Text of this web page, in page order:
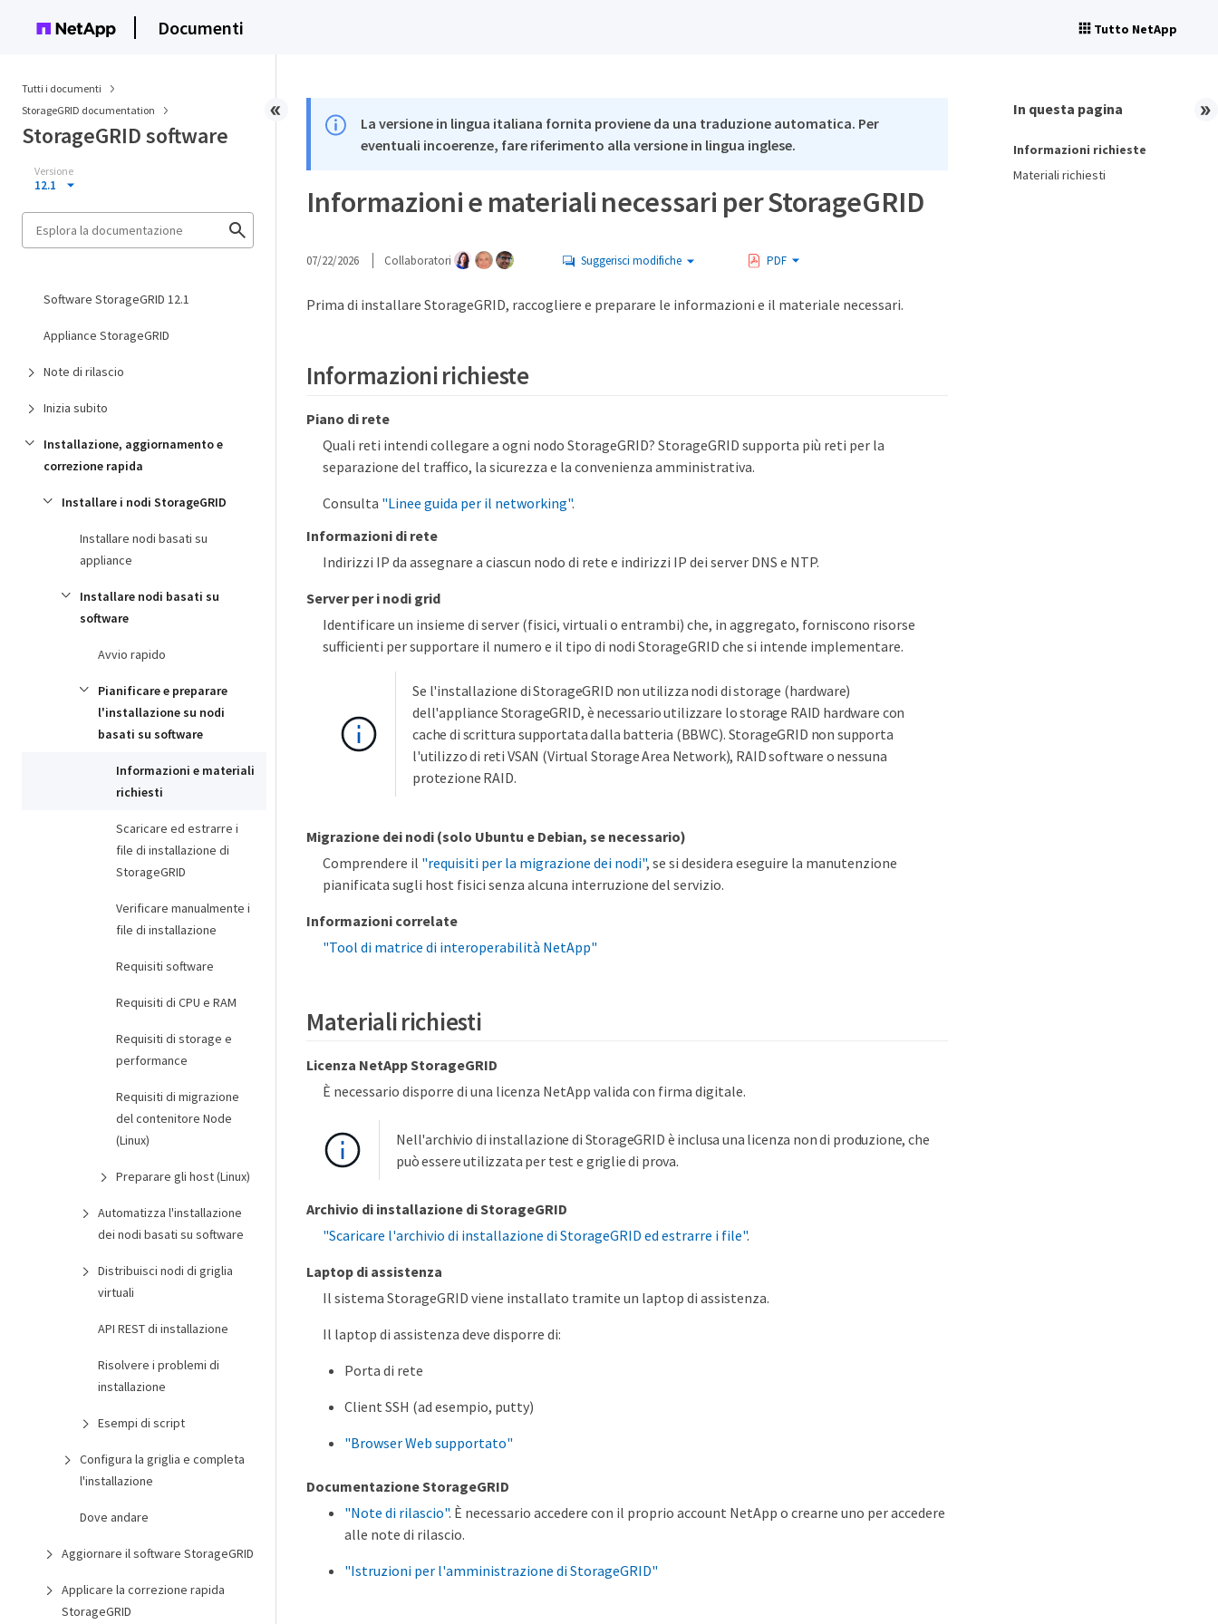
Documenti Tutto NetApp
Tutti i documenti
StorageGRID documentation
StorageGRID software
Versione
12.1
Software StorageGRID 12.1
Appliance StorageGRID
Note di rilascio
Inizia subito
Installazione, aggiornamento e
correzione rapida
Installare i nodi StorageGRID
Installare nodi basati su
appliance
Installare nodi basati su
software
Avvio rapido
Pianificare e preparare
l'installazione su nodi
basati su software
Informazioni e materiali
richiesti
Scaricare ed estrarre i
file di installazione di
StorageGRID
Verificare manualmente i
file di installazione
Requisiti software
Requisiti di CPU e RAM
Requisiti di storage e
performance
Requisiti di migrazione
del contenitore Node
(Linux)
Preparare gli host (Linux)
Automatizza l'installazione
dei nodi basati su software
Distribuisci nodi di griglia
virtuali
API REST di installazione
Risolvere i problemi di
installazione
Esempi di script
Configura la griglia e completa
l'installazione
Dove andare
Aggiornare il software StorageGRID
Applicare la correzione rapida
StorageGRID
La versione in lingua italiana fornita proviene da una traduzione automatica. Per
eventuali incoerenze, fare riferimento alla versione in lingua inglese.
Informazioni e materiali necessari per StorageGRID
07/22/2026 Collaboratori Suggerisci modifiche PDF
Prima di installare StorageGRID, raccogliere e preparare le informazioni e il materiale necessari.
Informazioni richieste
Piano di rete
Quali reti intendi collegare a ogni nodo StorageGRID? StorageGRID supporta più reti per la
separazione del traffico, la sicurezza e la convenienza amministrativa.
Consulta "Linee guida per il networking".
Informazioni di rete
Indirizzi IP da assegnare a ciascun nodo di rete e indirizzi IP dei server DNS e NTP.
Server per i nodi grid
Identificare un insieme di server (fisici, virtuali o entrambi) che, in aggregato, forniscono risorse
sufficienti per supportare il numero e il tipo di nodi StorageGRID che si intende implementare.
Se l'installazione di StorageGRID non utilizza nodi di storage (hardware)
dell'appliance StorageGRID, è necessario utilizzare lo storage RAID hardware con
cache di scrittura supportata dalla batteria (BBWC). StorageGRID non supporta
l'utilizzo di reti VSAN (Virtual Storage Area Network), RAID software o nessuna
protezione RAID.
Migrazione dei nodi (solo Ubuntu e Debian, se necessario)
Comprendere il "requisiti per la migrazione dei nodi", se si desidera eseguire la manutenzione
pianificata sugli host fisici senza alcuna interruzione del servizio.
Informazioni correlate
"Tool di matrice di interoperabilità NetApp"
Materiali richiesti
Licenza NetApp StorageGRID
È necessario disporre di una licenza NetApp valida con firma digitale.
Nell'archivio di installazione di StorageGRID è inclusa una licenza non di produzione, che
può essere utilizzata per test e griglie di prova.
Archivio di installazione di StorageGRID
"Scaricare l'archivio di installazione di StorageGRID ed estrarre i file".
Laptop di assistenza
Il sistema StorageGRID viene installato tramite un laptop di assistenza.
Il laptop di assistenza deve disporre di:
Porta di rete
Client SSH (ad esempio, putty)
"Browser Web supportato"
Documentazione StorageGRID
"Note di rilascio". È necessario accedere con il proprio account NetApp o crearne uno per accedere
alle note di rilascio.
"Istruzioni per l'amministrazione di StorageGRID"
In questa pagina
Informazioni richieste
Materiali richiesti